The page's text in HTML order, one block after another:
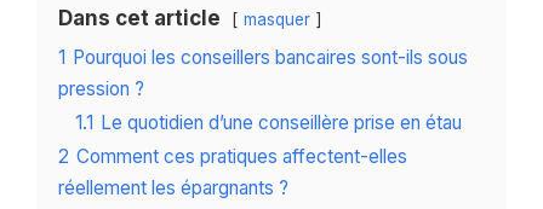
Dans cet article masquer
1 Pourquoi les conseillers bancaires sont-ils sous
pression ?
1.1 Le quotidien d’une conseillère prise en étau
2 Comment ces pratiques affectent-elles
réellement les épargnants ?